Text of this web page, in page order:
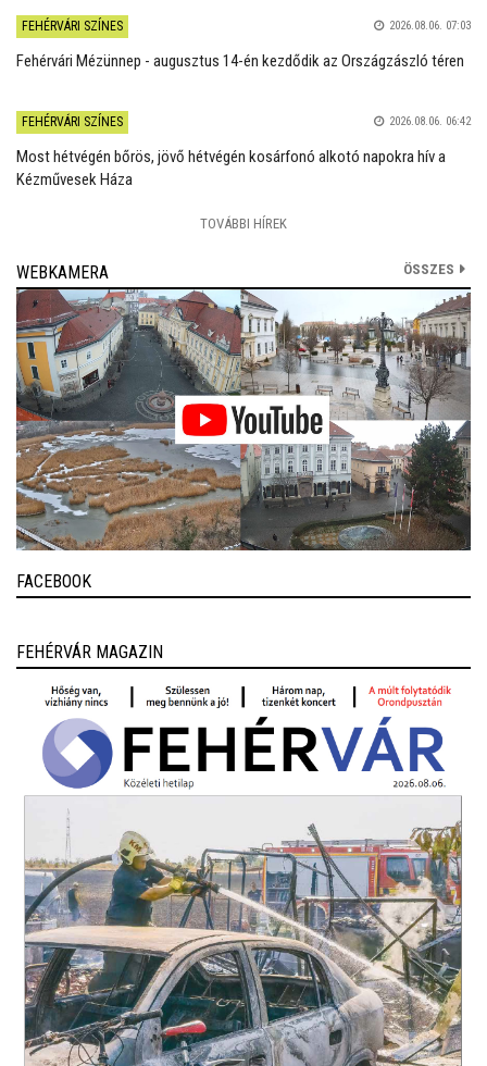
FEHÉRVÁRI SZÍNES 2026.08.06. 07:03
Fehérvári Mézünnep - augusztus 14-én kezdődik az Országzászló téren
FEHÉRVÁRI SZÍNES 2026.08.06. 06:42
Most hétvégén bőrös, jövő hétvégén kosárfonó alkotó napokra hív a
Kézművesek Háza
TOVÁBBI HÍREK
WEBKAMERA ÖSSZES
FACEBOOK
FEHÉRVÁR MAGAZIN